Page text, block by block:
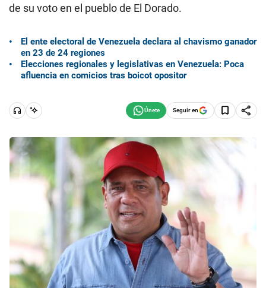
de su voto en el pueblo de El Dorado.
El ente electoral de Venezuela declara al chavismo ganador
en 23 de 24 regiones
Elecciones regionales y legislativas en Venezuela: Poca
afluencia en comicios tras boicot opositor
Seguir en